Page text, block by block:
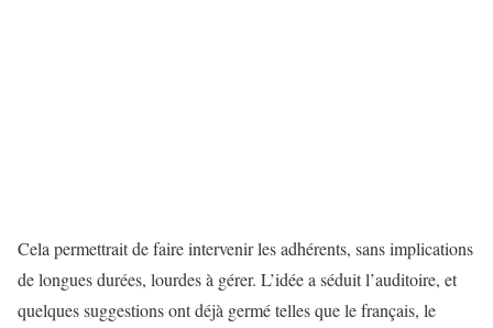
Cela permettrait de faire intervenir les adhérents, sans implications
de longues durées, lourdes à gérer. L’idée a séduit l’auditoire, et
quelques suggestions ont déjà germé telles que le français, le